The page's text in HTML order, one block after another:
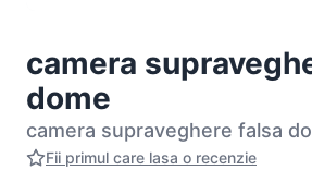
camera
dome
camera supraveghere falsa
Fii primul care lasa o recenzie